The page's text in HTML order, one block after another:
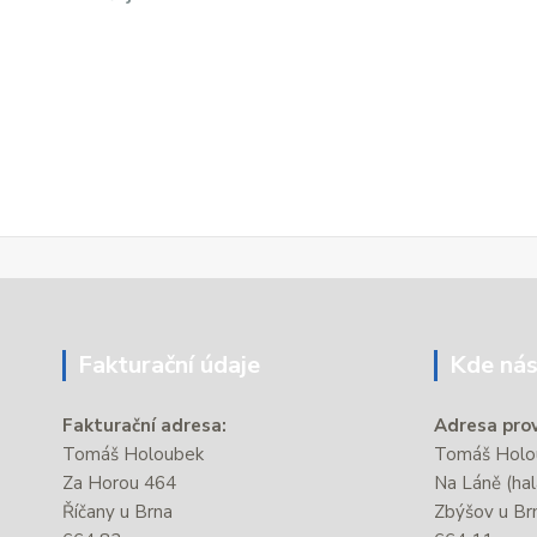
Fakturační údaje
Fakturační adresa:
Tomáš Holoubek
Za Horou 464
Říčany u Brna
Kde
Adresa
Tomáš
Na Láně
Zbýšov u